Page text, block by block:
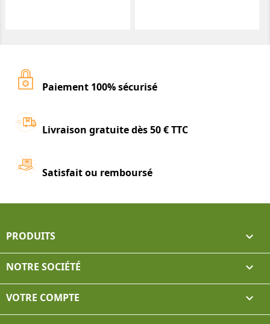
Paiement 100% sécurisé
Livraison gratuite dès 50 € TTC
Satisfait ou remboursé
PRODUITS 
NOTRE SOCIÉTÉ 
VOTRE COMPTE 